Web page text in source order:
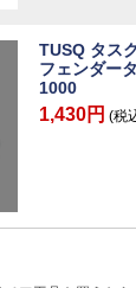
TUSQ タス
フェンダー
1000
1,430円 (税